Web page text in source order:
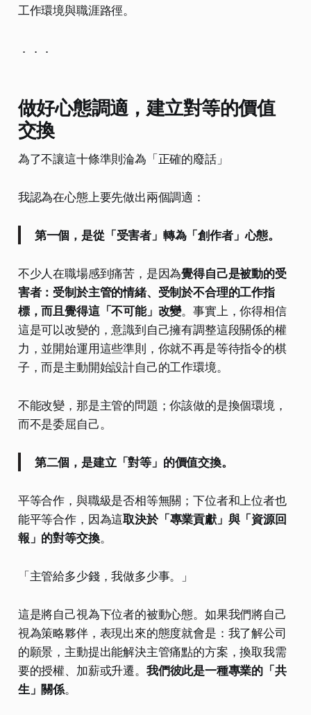
工作環境與職涯路徑。
．．．
做好心態調適，建立對等的價值
交換
為了不讓這十條準則淪為「正確的廢話」
我認為在心態上要先做出兩個調適：
第一個，是從「受害者」轉為「創作者」心態。
不少人在職場感到痛苦，是因為覺得自己是被動的受
害者：受制於主管的情緒、受制於不合理的工作指
標，而且覺得這「不可能」改變。事實上，你得相信
這是可以改變的，意識到自己擁有調整這段關係的權
力，並開始運用這些準則，你就不再是等待指令的棋
子，而是主動開始設計自己的工作環境。
不能改變，那是主管的問題；你該做的是換個環境，
而不是委屈自己。
第二個，是建立「對等」的價值交換。
平等合作，與職級是否相等無關；下位者和上位者也
能平等合作，因為這取決於「專業貢獻」與「資源回
報」的對等交換。
「主管給多少錢，我做多少事。」
這是將自己視為下位者的被動心態。如果我們將自己
視為策略夥伴，表現出來的態度就會是：我了解公司
的願景，主動提出能解決主管痛點的方案，換取我需
要的授權、加薪或升遷。 我們彼此是一種專業的「共
生」關係。